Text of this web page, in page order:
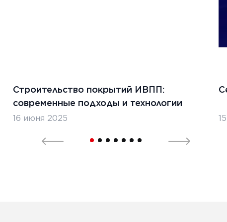
Строительство покрытий ИВПП:
современные подходы и технологии
16 июня 2025